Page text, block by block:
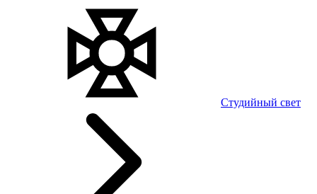
Студийный свет